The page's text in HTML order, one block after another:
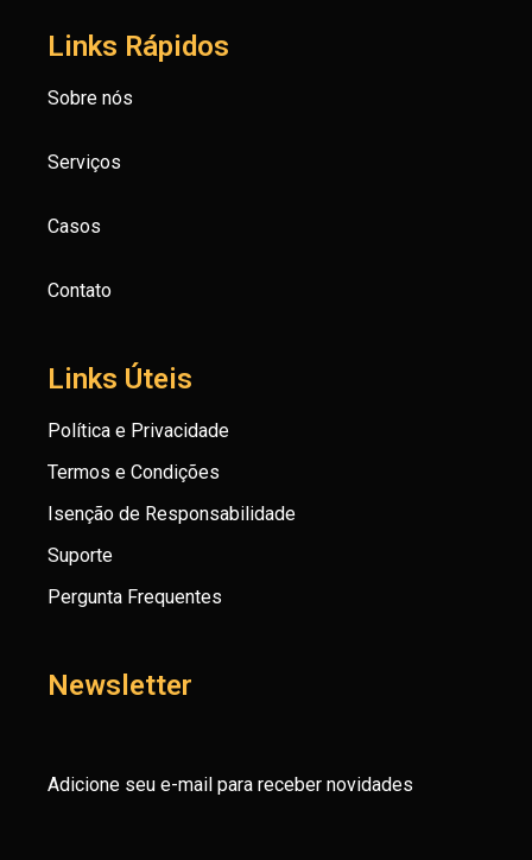
Links Rápidos
Sobre nós
Serviços
Casos
Contato
Links Úteis
Política e Privacidade
Termos e Condições
Isenção de Responsabilidade
Suporte
Pergunta Frequentes
Newsletter
Adicione seu e-mail para receber novidades